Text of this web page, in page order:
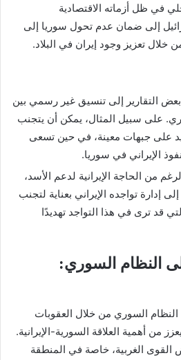
في ظل أزماته الاقتصادية
إلى ضمان عدم تحول سوريا إلى
تعزيز وجود إيران في البلاد.
التقارير إلى تنسيق غير رسمي بين
على سبيل المثال، يمكن أن يتجنب
على جبهات معينة، في حين تسعى
الإيراني في سوريا.
من الحاجة الإيرانية لدعم الأسد،
إدارة تواجده الإيراني بعناية لتجنب
قد ترى في هذا التواجد تهديدًا
النظام السوري:
السوري من خلال العقوبات
من أهمية العلاقة السورية-الإيرانية.
الغربية، خاصة في المنطقة